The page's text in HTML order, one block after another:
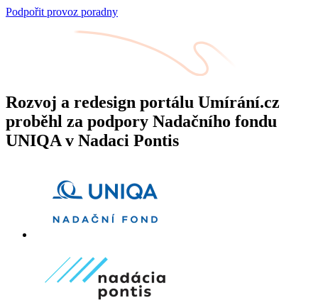
Podpořit provoz poradny
Rozvoj a redesign portálu Umírání.cz
proběhl za podpory Nadačního fondu
UNIQA v Nadaci Pontis